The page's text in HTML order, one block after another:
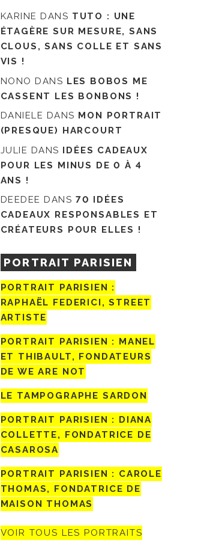
KARINE DANS TUTO : UNE
ÉTAGÈRE SUR MESURE, SANS
CLOUS, SANS COLLE ET SANS
VIS !
NONO DANS LES BOBOS ME
CASSENT LES BONBONS !
DANIELE DANS MON PORTRAIT
(PRESQUE) HARCOURT
JULIE DANS IDÉES CADEAUX
POUR LES MINUS DE 0 À 4
ANS !
DEEDEE DANS 70 IDÉES
CADEAUX RESPONSABLES ET
CRÉATEURS POUR ELLES !
PORTRAIT PARISIEN
PORTRAIT PARISIEN :
RAPHAËL FEDERICI, STREET
ARTISTE
PORTRAIT PARISIEN : MANEL
ET THIBAULT, FONDATEURS
DE WE ARE NOT
LE TAMPOGRAPHE SARDON
PORTRAIT PARISIEN : DIANA
COLLETTE, FONDATRICE DE
CASAROSA
PORTRAIT PARISIEN : CAROLE
THOMAS, FONDATRICE DE
MAISON THOMAS
VOIR TOUS LES PORTRAITS